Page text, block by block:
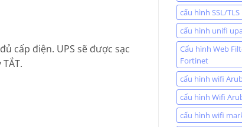
cấp điện. UPS sẽ được sạc
cấu hình SSL/
cấu hình unifi
Cấu hình Web
Fortinet
cấu hình wifi
cấu hình Wifi
cấu hình wifi